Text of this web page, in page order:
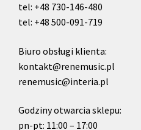
tel: +48 730-146-480
tel: +48 500-091-719
Biuro obsługi klienta:
kontakt@renemusic.pl
renemusic@interia.pl
Godziny otwarcia sklepu:
pn-pt: 11:00 – 17:00